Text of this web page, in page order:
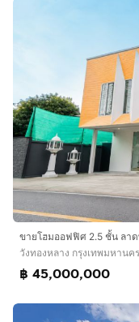
แอร์ 4 ตัว ที่จอดรถ 3
สิ่งอำนวยความสะดว
สระว่ายน้ำ
สวนสาธารณะ
คลับเฮาส์
เจ้าหน้าที่รักษาความ
ทำเลดี สถานที่ใกล้เคี
- KIS International
- รร.นานาชาติเดอะรี
- รร.สาธิตมหาวิทยาลั
- ร.ร.ฝรั่งเศษนานาชา
- โรบินสัน รัชดา
วังทองหลาง กรุงเทพมหานคร
฿ 45,000,000